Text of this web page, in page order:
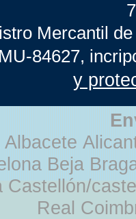
Mercantil
84627,
y
Beja
Castellón/
Real